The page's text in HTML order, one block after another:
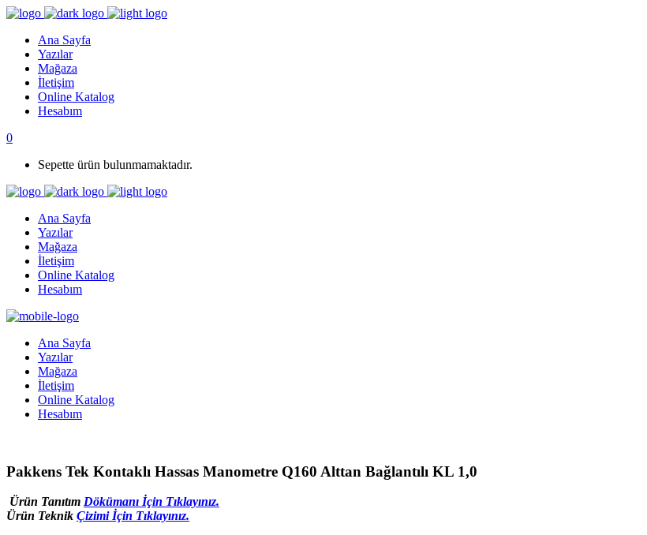
Ana Sayfa
Yazılar
Mağaza
İletişim
Online Katalog
Hesabım
0
Sepette ürün bulunmamaktadır.
Ana Sayfa
Yazılar
Mağaza
İletişim
Online Katalog
Hesabım
Ana Sayfa
Yazılar
Mağaza
İletişim
Online Katalog
Hesabım
Pakkens Tek Kontaklı Hassas Manometre Q160 Alttan Bağlantılı KL 1,0
Ürün Tanıtım Dökümanı İçin Tıklayınız.
Ürün Teknik Çizimi İçin Tıklayınız.